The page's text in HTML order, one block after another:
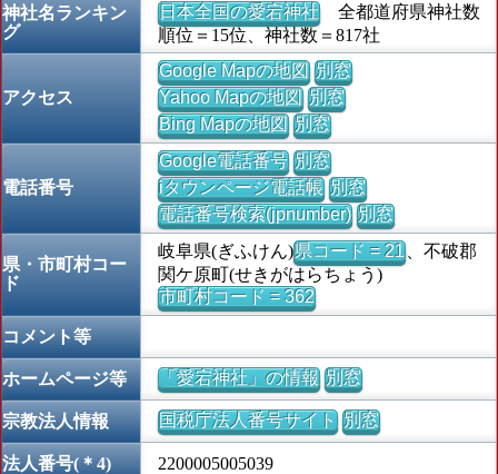
神社名ランキン
グ
日本全国の愛宕神社全都道府県神社数
順位＝15位、神社数＝817社
アクセス
Google Mapの地図 別窓
Yahoo Mapの地図 別窓
Bing Mapの地図 別窓
電話番号
Google電話番号 別窓
iタウンページ電話帳 別窓
電話番号検索(jpnumber) 別窓
県・市町村コー
ド
岐阜県(ぎふけん)県コード = 21、不破郡
関ケ原町(せきがはらちょう)
市町村コード = 362
コメント等
ホームページ等 「愛宕神社」の情報 別窓
宗教法人情報 国税庁法人番号サイト 別窓
法人番号(＊4) 2200005005039